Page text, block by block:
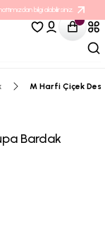
bilgi alabilirsiniz.
M Harfi Çiçek
Bardak